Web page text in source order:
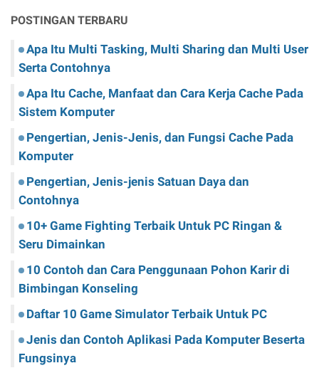
POSTINGAN TERBARU
Apa Itu Multi Tasking, Multi Sharing dan Multi User
Serta Contohnya
Apa Itu Cache, Manfaat dan Cara Kerja Cache Pada
Sistem Komputer
Pengertian, Jenis-Jenis, dan Fungsi Cache Pada
Komputer
Pengertian, Jenis-jenis Satuan Daya dan
Contohnya
10+ Game Fighting Terbaik Untuk PC Ringan &
Seru Dimainkan
10 Contoh dan Cara Penggunaan Pohon Karir di
Bimbingan Konseling
Daftar 10 Game Simulator Terbaik Untuk PC
Jenis dan Contoh Aplikasi Pada Komputer Beserta
Fungsinya